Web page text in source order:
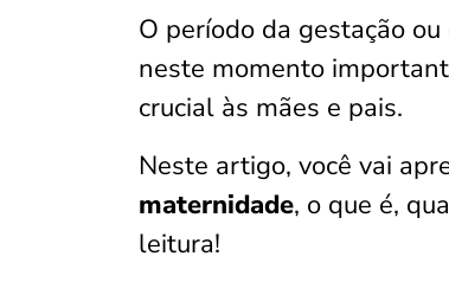
O período da gestação
neste momento
crucial às mães e pais.
Neste artigo, você vai
maternidade, o que é,
leitura!